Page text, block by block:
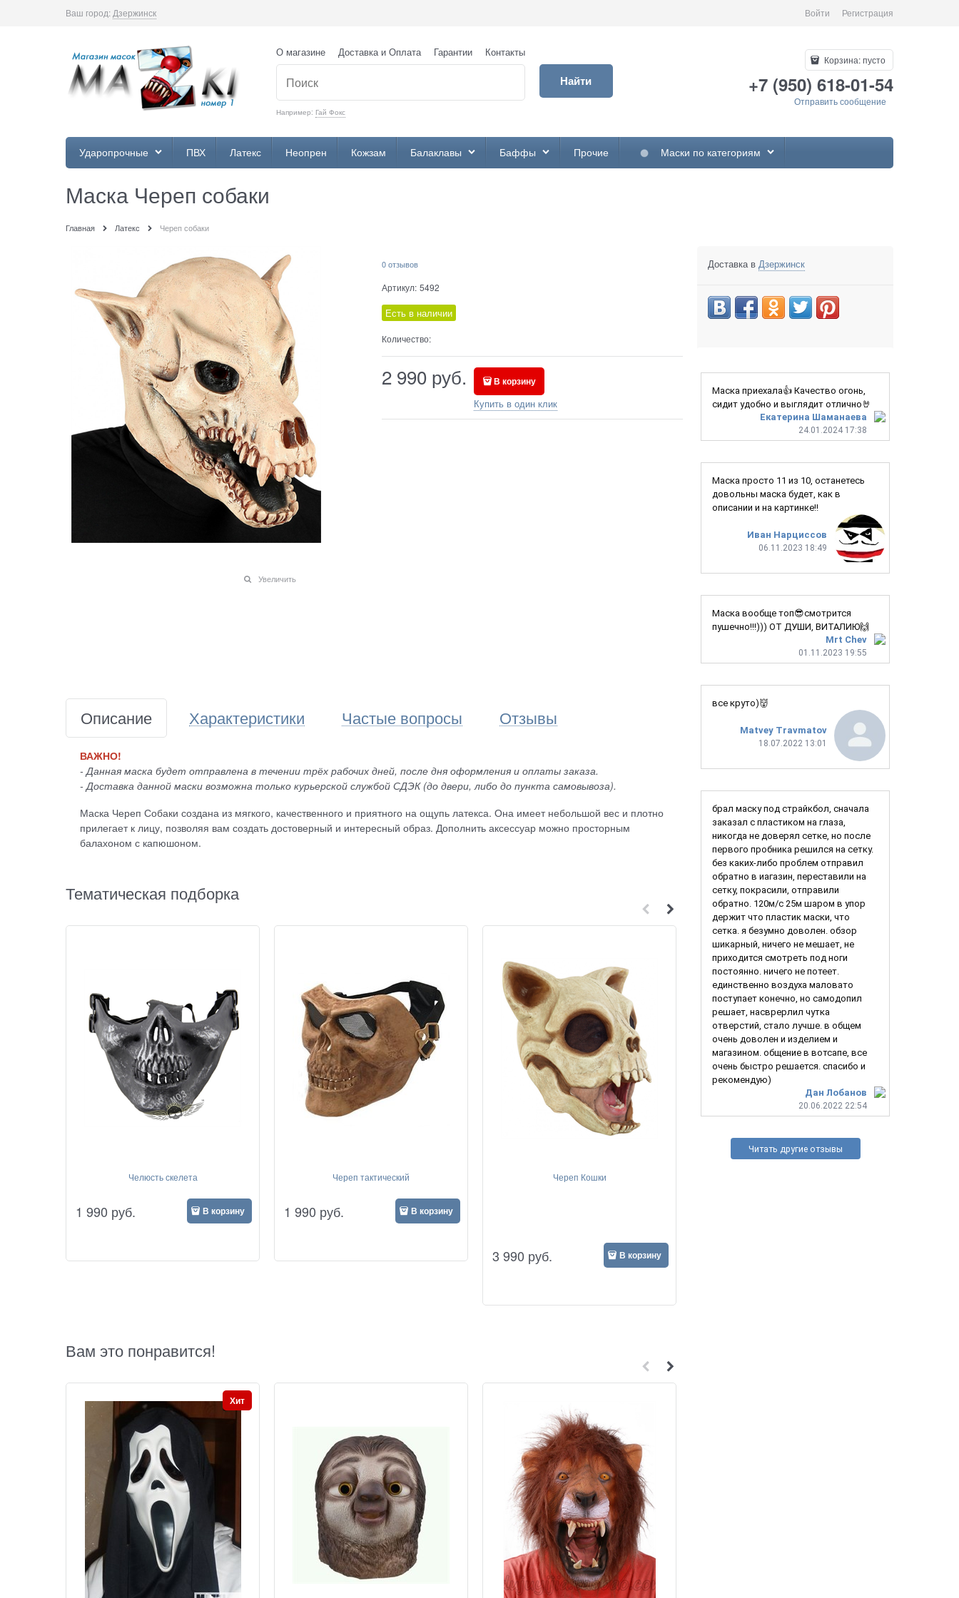
Ваш город: Дзержинск Войти Регистрация
О магазине Доставка и Оплата Гарантии Контакты
Например: Гай Фокс
Найти
Корзина:пусто
+7 (950) 618-01-54
Отправить сообщение
Ударопрочные ПВХ Латекс Неопрен Кожзам Балаклавы Баффы Прочие Маски по категориям
Маска Череп собаки
Главная Латекс Череп собаки
Увеличить
0 отзывов
Артикул: 5492
Есть в наличии
Количество:
2 990 руб. В корзину
Купить в один клик
Описание Характеристики Частые вопросы Отзывы
ВАЖНО!
- Данная маска будет отправлена в течении трёх рабочих дней, после дня оформления и оплаты заказа.
- Доставка данной маски возможна только курьерской службой СДЭК (до двери, либо до пункта самовывоза).
Маска Череп Собаки создана из мягкого, качественного и приятного на ощупь латекса. Она имеет небольшой вес и плотно
прилегает к лицу, позволяя вам создать достоверный и интересный образ. Дополнить аксессуар можно просторным
балахоном с капюшоном.
Тематическая подборка
Челюсть скелета
1 990 руб. В корзину
Череп тактический
1 990 руб. В корзину
Череп Кошки
3 990 руб. В корзину
Вам это понравится!
Хит
Доставка в Дзержинск
Екатерина Шаманаева
24.01.2024 17:38
Маска приехала👍 Качество огонь,
сидит удобно и выглядит отлично🤘
Иван Нарциссов
06.11.2023 18:49
Маска просто 11 из 10, останетесь
довольны маска будет, как в
описании и на картинке!!
Mrt Chev
01.11.2023 19:55
Маска вообще топ😎смотрится
пушечно!!!))) ОТ ДУШИ, ВИТАЛИЮ🙌
Matvey Travmatov
18.07.2022 13:01
все круто)👹
Дан Лобанов
20.06.2022 22:54
брал маску под страйкбол, сначала
заказал с пластиком на глаза,
никогда не доверял сетке, но после
первого пробника решился на сетку.
без каких-либо проблем отправил
обратно в иагазин, переставили на
сетку, покрасили, отправили
обратно. 120м/с 25м шаром в упор
держит что пластик маски, что
сетка. я безумно доволен. обзор
шикарный, ничего не мешает, не
приходится смотреть под ноги
постоянно. ничего не потеет.
единственно воздуха маловато
поступает конечно, но самодопил
решает, насврерлил чутка
отверстий, стало лучше. в общем
очень доволен и изделием и
магазином. общение в вотсапе, все
очень быстро решается. спасибо и
рекомендую)
Читать другие отзывы